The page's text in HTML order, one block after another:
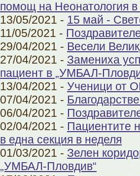
помощ на Неонатология
13/05/2021 - 15 май -
11/05/2021 -
29/04/2021 - Весели
27/04/2021 - Замениха
пациент в „УМБАЛ-
13/04/2021 - Ученици от
07/04/2021 -
06/04/2021 -
02/04/2021 - Пациентите
в една секция в неделя
01/03/2021 - Зелен
„УМБАЛ-Пловдив“